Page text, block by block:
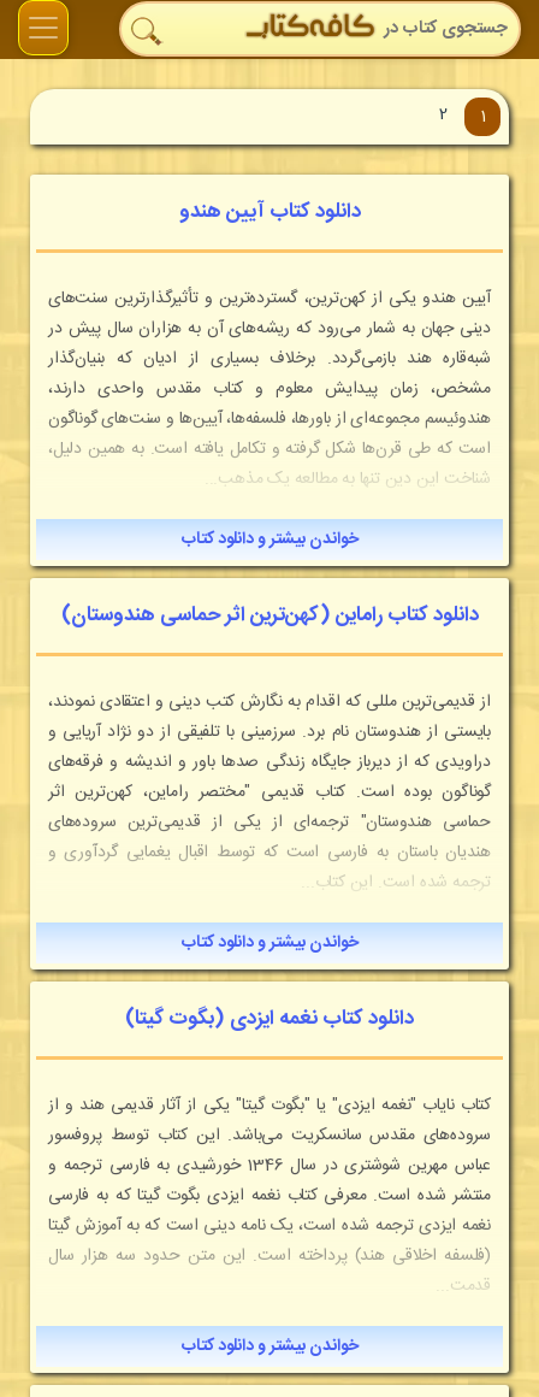
1
2
دانلود کتاب آیین هندو
آیین هندو یکی از کهن‌ترین، گسترده‌ترین و تأثیرگذارترین سنت‌های
دینی جهان به شمار می‌رود که ریشه‌های آن به هزاران سال پیش در
شبه‌قاره هند بازمی‌گردد. برخلاف بسیاری از ادیان که بنیان‌گذار
مشخص، زمان پیدایش معلوم و کتاب مقدس واحدی دارند،
هندوئیسم مجموعه‌ای از باورها، فلسفه‌ها، آیین‌ها و سنت‌های گوناگون
است که طی قرن‌ها شکل گرفته و تکامل یافته است. به همین دلیل،
شناخت این دین تنها به مطالعه یک مذهب...
خواندن بیشتر و دانلود کتاب
دانلود کتاب راماین (کهن‌ترین اثر حماسی هندوستان)
از قدیمی‌ترین مللی که اقدام به نگارش کتب دینی و اعتقادی نمودند،
بایستی از هندوستان نام برد. سرزمینی با تلفیقی از دو نژاد آریایی و
دراویدی که از دیرباز جایگاه زندگی صدها باور و اندیشه و فرقه‌های
گوناگون بوده است. کتاب قدیمی "مختصر راماین، کهن‌ترین اثر
حماسی هندوستان" ترجمه‌ای از یکی از قدیمی‌ترین سروده‌های
هندیان باستان به فارسی است که توسط اقبال یغمایی گردآوری و
ترجمه شده است. این کتاب...
خواندن بیشتر و دانلود کتاب
دانلود کتاب نغمه ایزدی (بگوت گیتا)
کتاب نایاب "نغمه ایزدی" یا "بگوت گیتا" یکی از آثار قدیمی هند و از
سروده‌های مقدس سانسکریت می‌باشد. این کتاب توسط پروفسور
عباس مهرین شوشتری در سال 1346 خورشیدی به فارسی ترجمه و
منتشر شده است. معرفی کتاب نغمه ایزدی بگوت گیتا که به فارسی
نغمه ایزدی ترجمه شده است، یک نامه دینی است که به آموزش گیتا
(فلسفه اخلاقی هند) پرداخته است. این متن حدود سه هزار سال
قدمت...
خواندن بیشتر و دانلود کتاب